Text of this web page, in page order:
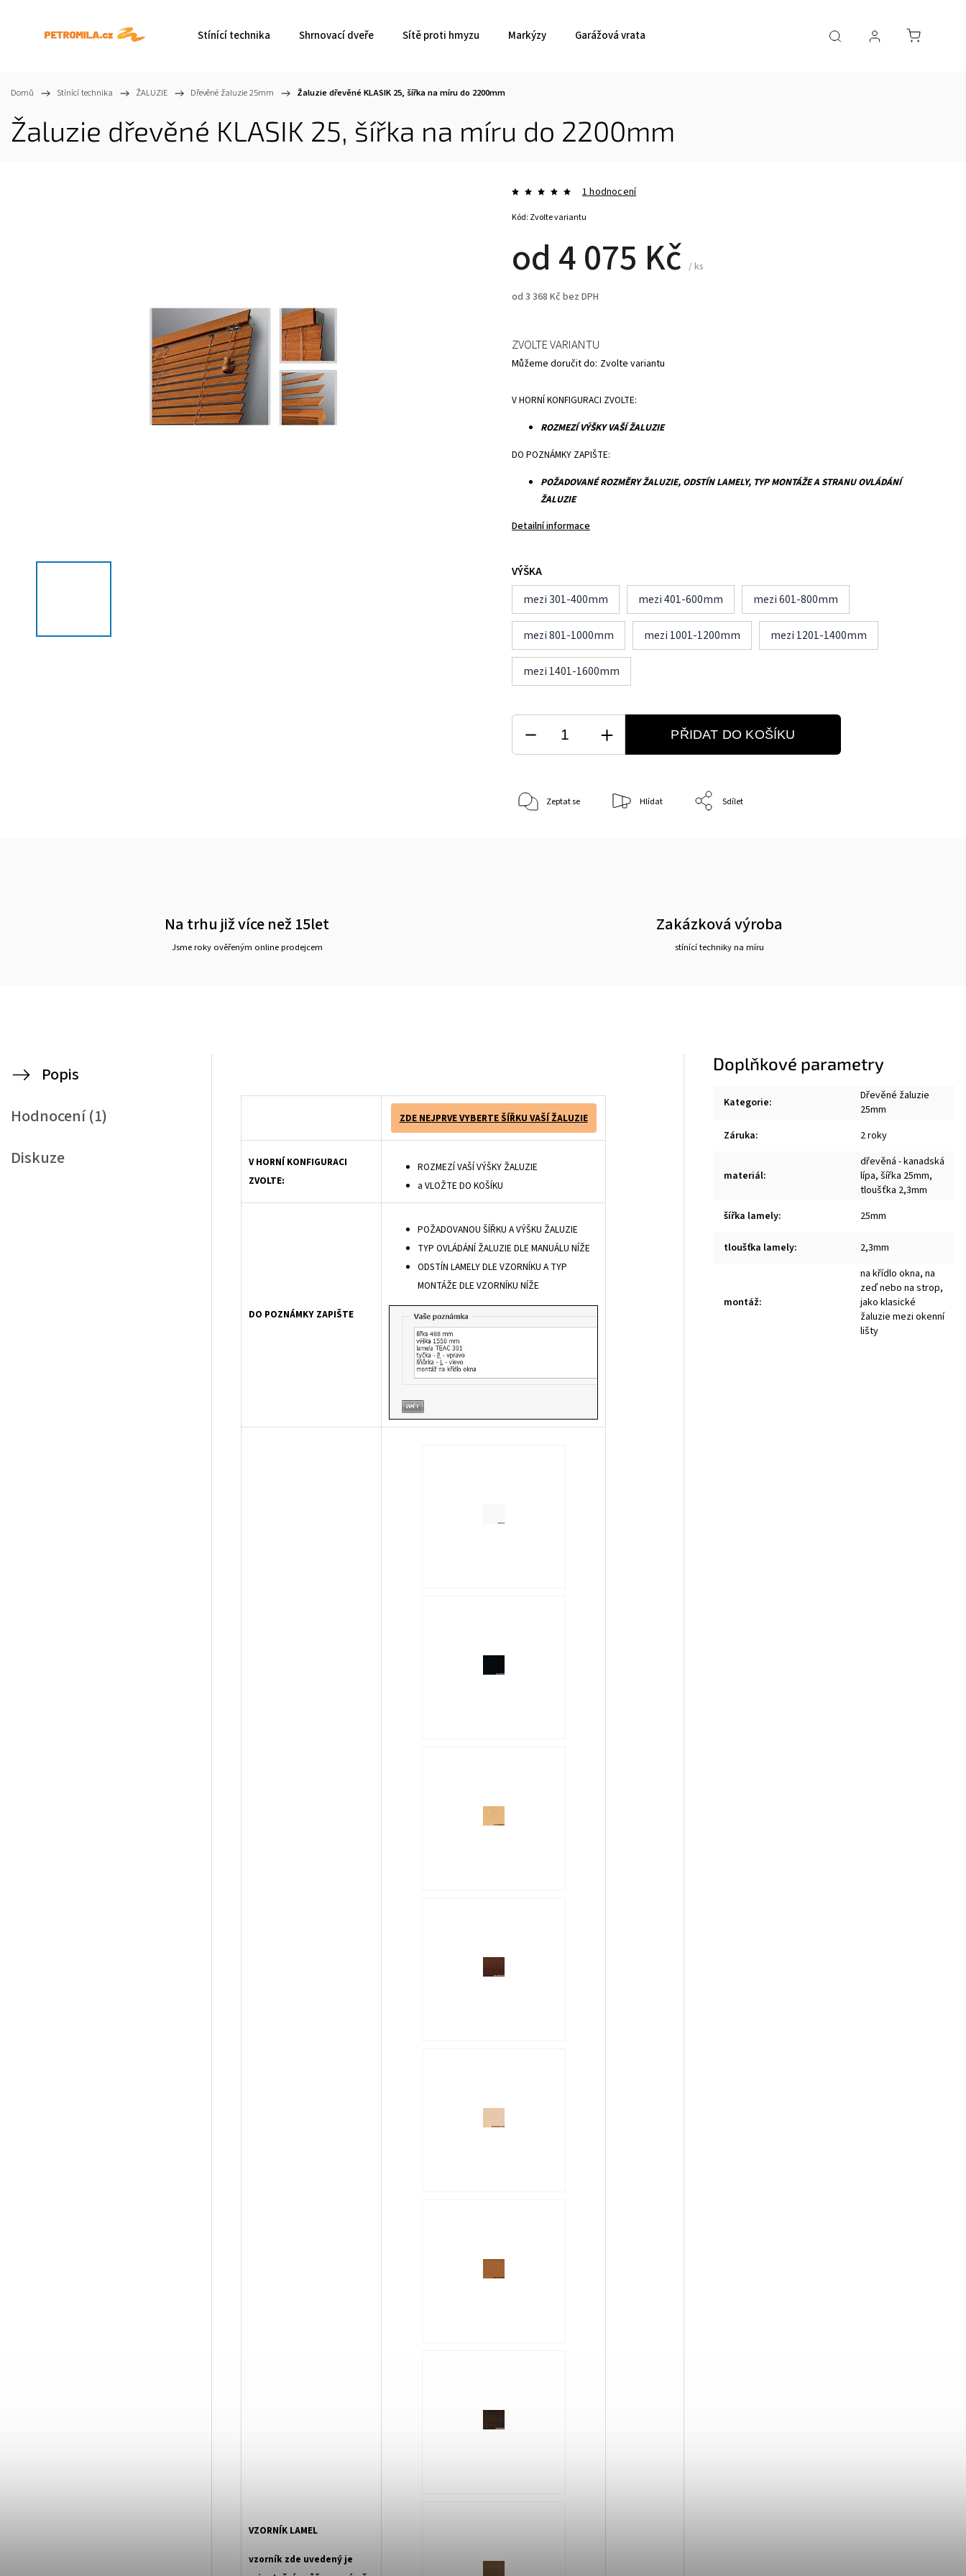
Stínící technika Shrnovací dveře Sítě proti hmyzu Markýzy Garážová vrata
Domů / Stínící technika / ŽALUZIE / Dřevěné žaluzie 25mm / Žaluzie dřevěné KLASIK 25, šířka na míru do 2200mm
Žaluzie dřevěné KLASIK 25, šířka na míru do 2200mm
1 hodnocení
od 4 075 Kč / ks
od3 368 Kč bez DPH
Kód: Zvolte variantu
V HORNÍ KONFIGURACI ZVOLTE:
ROZMEZÍ VÝŠKY VAŠÍ ŽALUZIE
DO POZNÁMKY ZAPIŠTE:
POŽADOVANÉ ROZMĚRY ŽALUZIE, ODSTÍN LAMELY, TYP MONTÁŽE A STRANU OVLÁDÁNÍ
ŽALUZIE
Detailní informace
VÝŠKA
mezi 301-400mm
mezi 401-600mm mezi 601-800mm
mezi 801-1000mm mezi 1001-1200mm mezi 1201-1400mm
mezi 1401-1600mm
ZVOLTE VARIANTU
Můžeme doručit do: Zvolte variantu
PŘIDAT DO KOŠÍKU
Zeptat se Hlídat Sdílet
Na trhu již více než 15let
Jsme roky ověřeným online prodejcem
Zakázková výroba
stínící techniky na míru
Popis
Hodnocení (1)
Diskuze
ZDE NEJPRVE VYBERTE ŠÍŘKU VAŠÍ ŽALUZIE
V HORNÍ KONFIGURACI
ZVOLTE:
ROZMEZÍ VAŠÍ VÝŠKY ŽALUZIE
a VLOŽTE DO KOŠÍKU
DO POZNÁMKY ZAPIŠTE
POŽADOVANOU ŠÍŘKU A VÝŠKU ŽALUZIE
TYP OVLÁDÁNÍ ŽALUZIE DLE MANUÁLU NÍŽE
ODSTÍN LAMELY DLE VZORNÍKU A TYP
MONTÁŽE DLE VZORNÍKU NÍŽE
VZORNÍK LAMEL
vzorník zde uvedený je
Doplňkové parametry
Kategorie:
Dřevěné žaluzie
25mm
Záruka: 2 roky
materiál:
dřevěná - kanadská
lípa, šířka 25mm,
tloušťka 2,3mm
šířka lamely: 25mm
tloušťka lamely: 2,3mm
montáž:
na křídlo okna, na
zeď nebo na strop,
jako klasické
žaluzie mezi okenní
lišty